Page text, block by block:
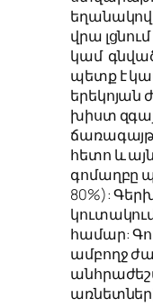
վրա
կամ գնված
պետք է
երեկոյան
խիստ
հետո և
գոմաղբը
80%):
համար:
ամբողջ